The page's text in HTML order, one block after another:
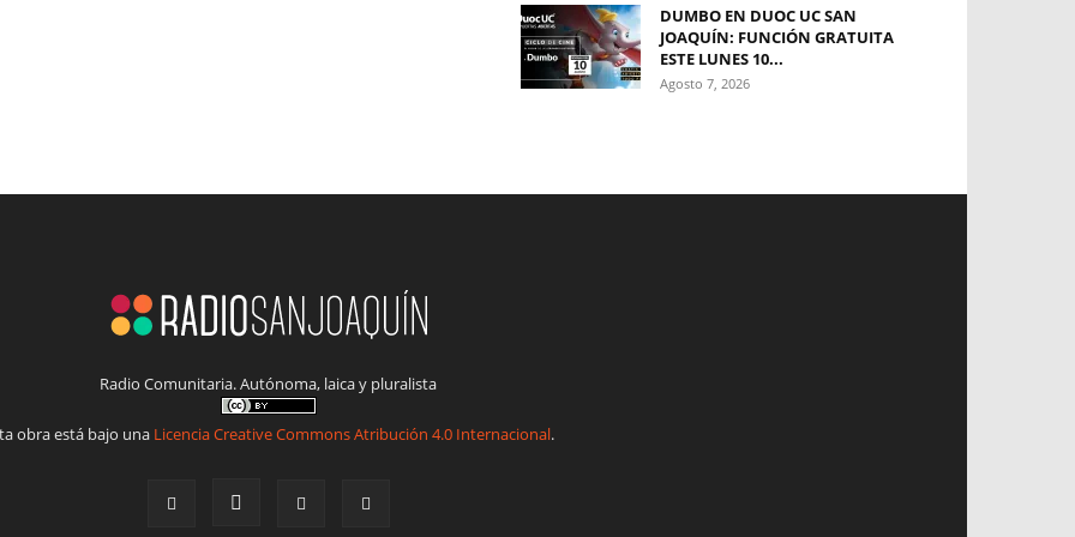
DUMBO EN DUOC UC SAN
JOAQUÍN: FUNCIÓN GRATUITA
ESTE LUNES 10...
Agosto 7, 2026
Radio Comunitaria. Autónoma, laica y pluralista
obra está bajo una Licencia Creative Commons Atribución 4.0 Internacional.